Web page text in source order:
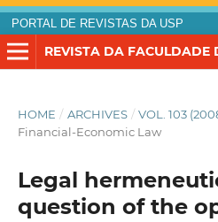
PORTAL DE REVISTAS DA USP
HOME / ARCHIVES / VOL. 103
Financial-Economic Law
Legal
question of the